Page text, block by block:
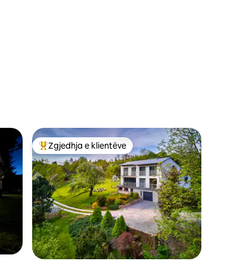
Më të mirat e zgjedhjeve të klientëve
Zgjedhja e klientëve